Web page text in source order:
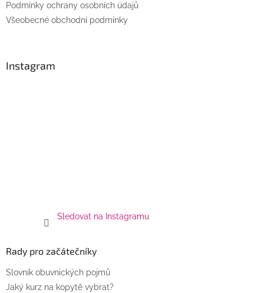
Podmínky ochrany osobních údajů
Všeobecné obchodní podmínky
Instagram
Sledovat na Instagramu
Rady pro začátečníky
Slovník obuvnických pojmů
Jaký kurz na kopytě vybrat?